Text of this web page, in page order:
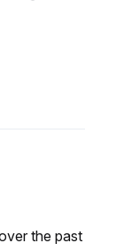
the past